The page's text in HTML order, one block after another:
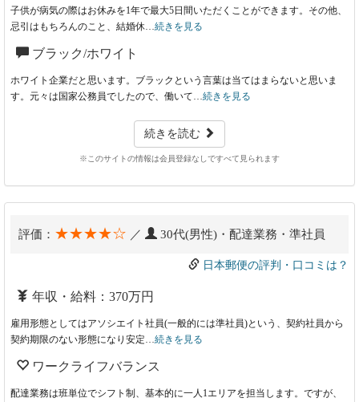
子供が病気の際はお休みを1年で最大5日間いただくことができます。その他、
忌引はもちろんのこと、結婚休… 続きを見る
ブラック/ホワイト
ホワイト企業だと思います。ブラックという言葉は当てはまらないと思いま
す。元々は国家公務員でしたので、働いて… 続きを見る
続きを読む
※このサイトの情報は会員登録なしですべて見られます
評価： ★★★★☆ ／ 30代(男性)・配達業務・準社員
日本郵便の評判・口コミは？
年収・給料：370万円
雇用形態としてはアソシエイト社員(一般的には準社員)という、契約社員から
契約期限のない形態になり安定… 続きを見る
ワークライフバランス
配達業務は班単位でシフト制、基本的に一人1エリアを担当します。ですが、